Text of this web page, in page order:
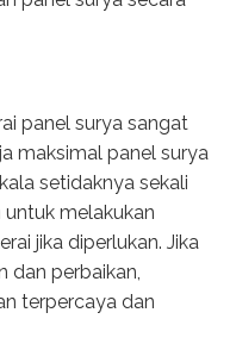
panel surya sangat
maksimal panel surya
setidaknya sekali
melakukan
jika diperlukan. Jika
dan perbaikan,
terpercaya dan